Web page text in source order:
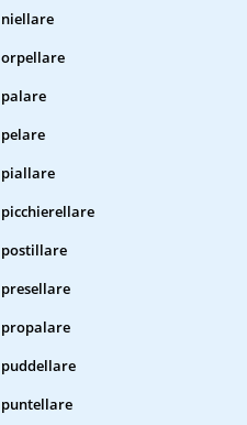
niellare
orpellare
palare
pelare
piallare
picchierellare
postillare
presellare
propalare
puddellare
puntellare